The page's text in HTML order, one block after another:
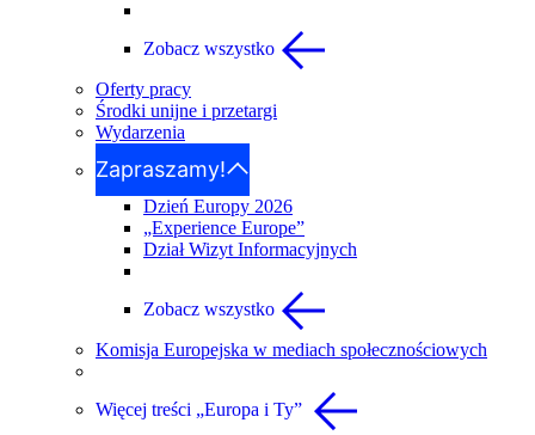
Zobacz wszystko
Oferty pracy
Środki unijne i przetargi
Wydarzenia
Zapraszamy!
Dzień Europy 2026
„Experience Europe”
Dział Wizyt Informacyjnych
Zobacz wszystko
Komisja Europejska w mediach społecznościowych
Więcej treści „Europa i Ty”